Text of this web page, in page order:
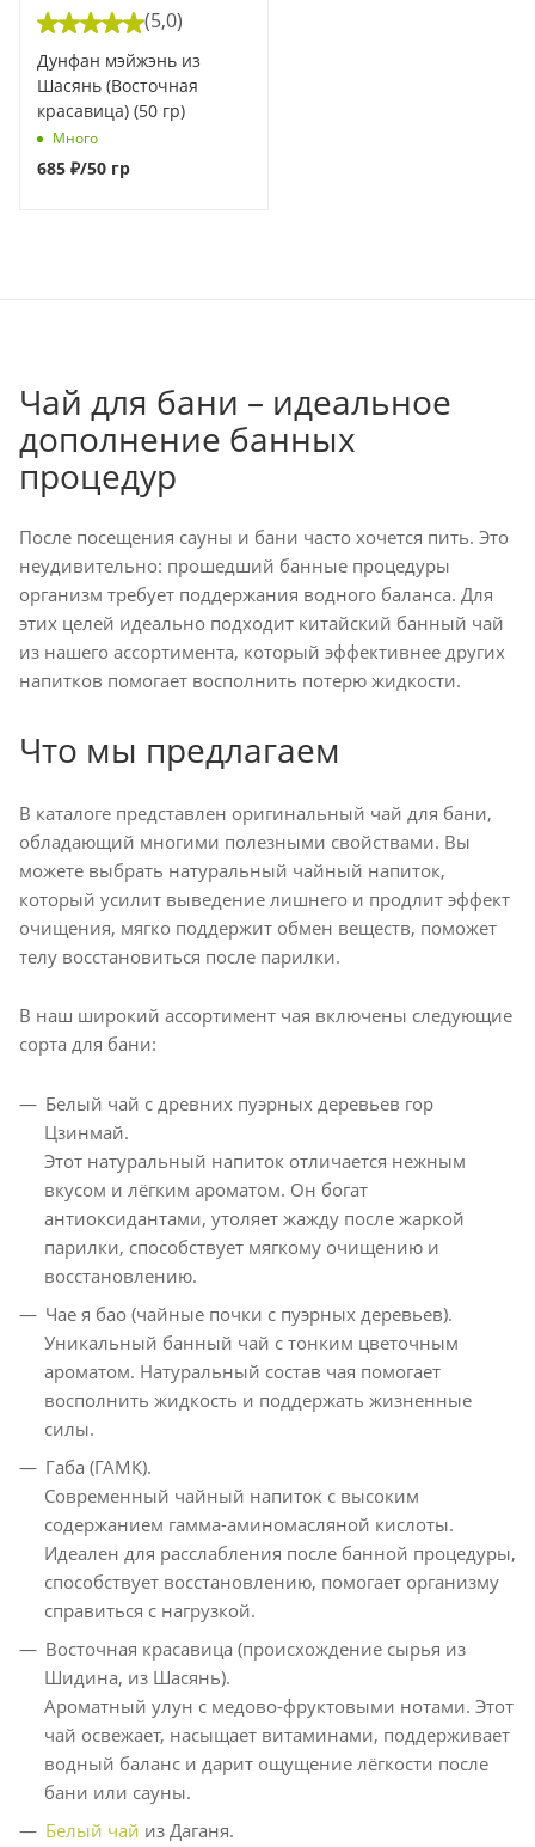
(5,0)
Дунфан мэйжэнь из
Шасянь (Восточная
красавица) (50 гр)
Много
685 ₽/50 гр
Чай для бани – идеальное
дополнение банных
процедур
После посещения сауны и бани часто хочется пить. Это
неудивительно: прошедший банные процедуры
организм требует поддержания водного баланса. Для
этих целей идеально подходит китайский банный чай
из нашего ассортимента, который эффективнее других
напитков помогает восполнить потерю жидкости.
Что мы предлагаем
В каталоге представлен оригинальный чай для бани,
обладающий многими полезными свойствами. Вы
можете выбрать натуральный чайный напиток,
который усилит выведение лишнего и продлит эффект
очищения, мягко поддержит обмен веществ, поможет
телу восстановиться после парилки.
В наш широкий ассортимент чая включены следующие
сорта для бани:
Белый чай с древних пуэрных деревьев гор
Цзинмай.
Этот натуральный напиток отличается нежным
вкусом и лёгким ароматом. Он богат
антиоксидантами, утоляет жажду после жаркой
парилки, способствует мягкому очищению и
восстановлению.
Чае я бао (чайные почки с пуэрных деревьев).
Уникальный банный чай с тонким цветочным
ароматом. Натуральный состав чая помогает
восполнить жидкость и поддержать жизненные
силы.
Габа (ГАМК).
Современный чайный напиток с высоким
содержанием гамма-аминомасляной кислоты.
Идеален для расслабления после банной процедуры,
способствует восстановлению, помогает организму
справиться с нагрузкой.
Восточная красавица (происхождение сырья из
Шидина, из Шасянь).
Ароматный улун с медово-фруктовыми нотами. Этот
чай освежает, насыщает витаминами, поддерживает
водный баланс и дарит ощущение лёгкости после
бани или сауны.
Белый чай из Даганя.